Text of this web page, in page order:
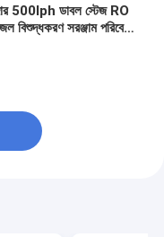
500lph ডাবল স্টেজ RO
বিশুদ্ধকরণ সরঞ্জাম পরিবেশ